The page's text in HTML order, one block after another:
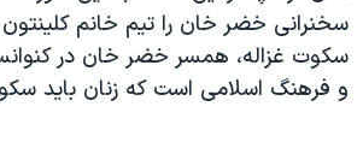
سخنرانی خضر خان را تیم خانم
سکوت غزاله، همسر خضر خان در
و فرهنگ اسلامی است که زنان باید